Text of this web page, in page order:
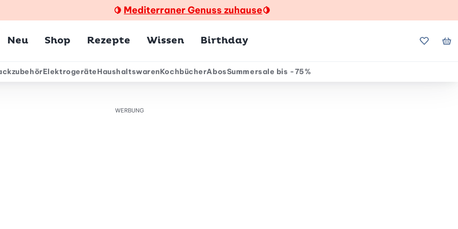
🍋 Mediterraner Genuss zuhause🍋
Neu Shop Rezepte Wissen Birthday Meine
ElektrogeräteHaushaltswarenKochbücherAbosSummersale bis -75%
WERBUNG